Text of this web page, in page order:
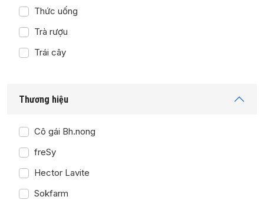
Thức uống
Trà rượu
Trái cây
Thương hiệu
Cô gái Bh.nong
freSy
Hector Lavite
Sokfarm